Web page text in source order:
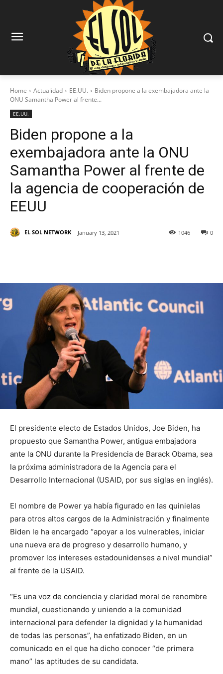
Home Actualidad EE.UU.
Biden propone a la exembajadora ante la
ONU Samantha Power al frente...
EE.UU.
Biden propone a la
exembajadora ante la ONU
Samantha Power al frente de
la agencia de cooperación de
EEUU
EL SOL NETWORK January 13, 2021 0
1046
El presidente electo de Estados Unidos, Joe Biden, ha
propuesto que Samantha Power, antigua embajadora
ante la ONU durante la Presidencia de Barack Obama, sea
la próxima administradora de la Agencia para el
Desarrollo Internacional (USAID, por sus siglas en inglés).
El nombre de Power ya había figurado en las quinielas
para otros altos cargos de la Administración y finalmente
Biden le ha encargado “apoyar a los vulnerables, iniciar
una nueva era de progreso y desarrollo humano, y
promover los intereses estadounidenses a nivel mundial”
al frente de la USAID.
“Es una voz de conciencia y claridad moral de renombre
mundial, cuestionando y uniendo a la comunidad
internacional para defender la dignidad y la humanidad
de todas las personas”, ha enfatizado Biden, en un
comunicado en el que ha dicho conocer “de primera
mano” las aptitudes de su candidata.